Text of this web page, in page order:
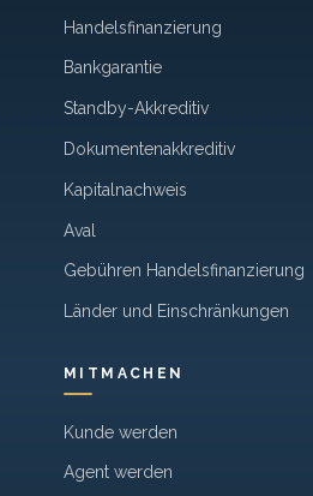
Handelsfinanzierung
Bankgarantie
Standby-Akkreditiv
Dokumentenakkreditiv
Kapitalnachweis
Aval
Gebühren Handelsfinanzierung
Länder und Einschränkungen
MITMACHEN
Kunde werden
Agent werden